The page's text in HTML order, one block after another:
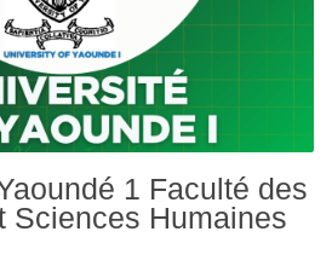
1 Faculté des
Sciences Humaines